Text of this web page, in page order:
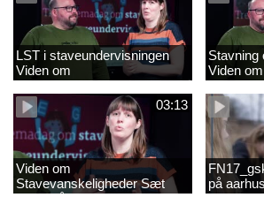
LST i staveundervisningen
Viden om
stavevanskeligheder
Stavning
Viden om
03:13
Viden om
Stavevanskeligheder Sæt
fokus på stavning
på